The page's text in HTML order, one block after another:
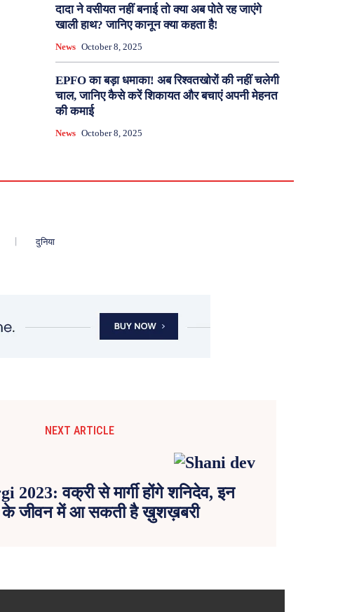
दादा ने वसीयत नहीं बनाई तो क्या अब पोते रह जाएंगे
खाली हाथ? जानिए कानून क्या कहता है!
News October 8, 2025
EPFO का बड़ा धमाका! अब रिश्वतखोरों की नहीं चलेगी
चाल, जानिए कैसे करें शिकायत और बचाएं अपनी मेहनत
की कमाई
News October 8, 2025
दुनिया
NEXT ARTICLE
2023: वक्री से मार्गी होंगे शनिदेव, इन
के जीवन में आ सकती है ख़ुशख़बरी